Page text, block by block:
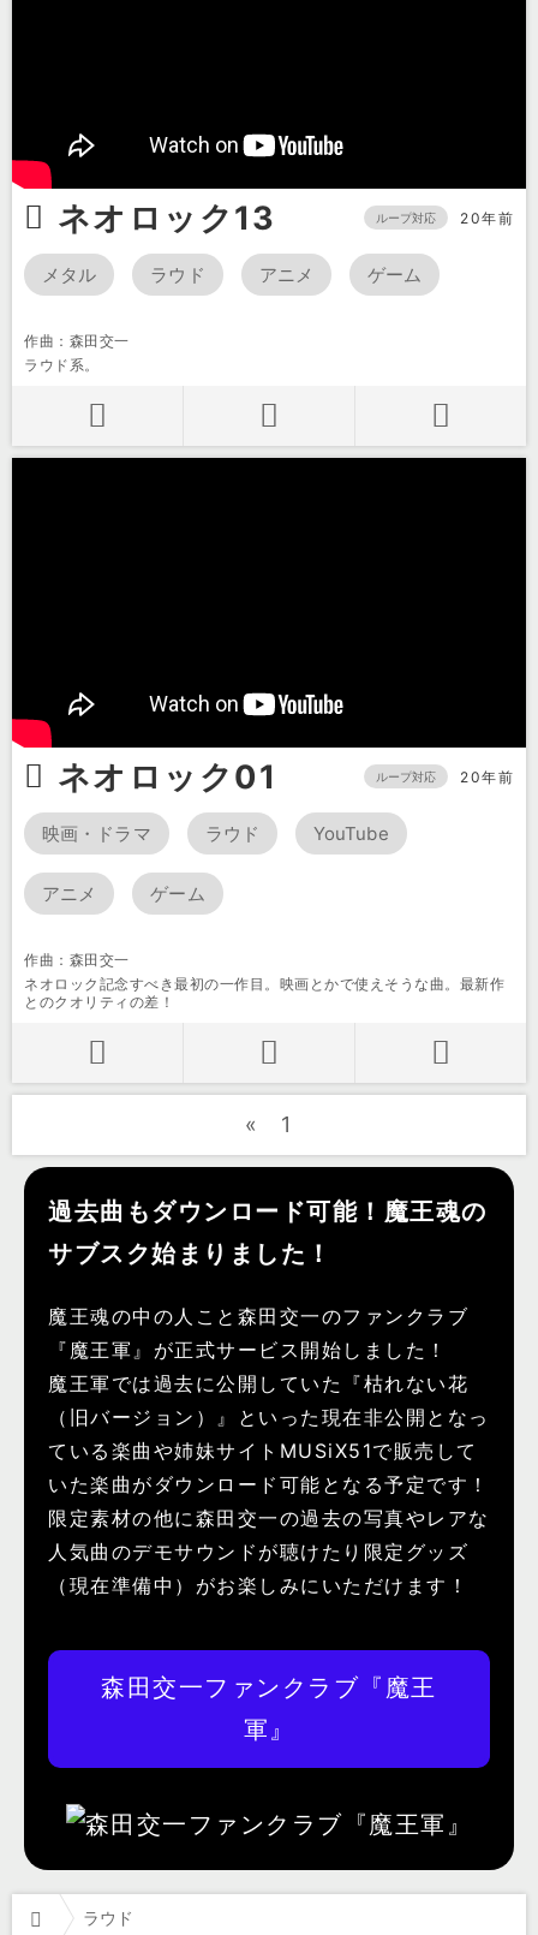
ネオロック13 ループ対応 20年前
メタル ラウド アニメ ゲーム
作曲：森田交一
ラウド系。
ネオロック01 ループ対応 20年前
映画・ドラマ ラウド YouTube
アニメ ゲーム
作曲：森田交一
ネオロック記念すべき最初の一作目。映画とかで使えそうな曲。最新作
とのクオリティの差！
« 1
過去曲もダウンロード可能！魔王魂の
サブスク始まりました！
魔王魂の中の人こと森田交一のファンクラブ
『魔王軍』が正式サービス開始しました！
魔王軍では過去に公開していた『枯れない花
（旧バージョン）』といった現在非公開となっ
ている楽曲や姉妹サイトMUSiX51で販売して
いた楽曲がダウンロード可能となる予定です！
限定素材の他に森田交一の過去の写真やレアな
人気曲のデモサウンドが聴けたり限定グッズ
（現在準備中）がお楽しみにいただけます！
森田交一ファンクラブ『魔王
軍』
ラウド